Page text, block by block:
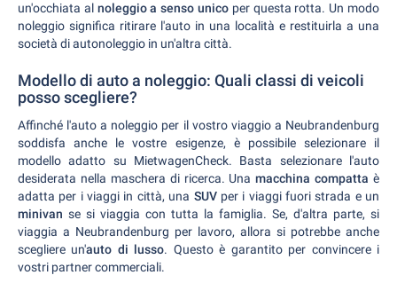
un'occhiata alnoleggio a senso unico per questa rotta. Un modo
noleggio significa ritirare l'auto in una località e restituirla a una
società di autonoleggio in un'altra città.
Modello di auto a noleggio: Quali classi di veicoli
posso scegliere?
Affinché l'auto a noleggio per il vostro viaggio a Neubrandenburg
soddisfa anche le vostre esigenze, è possibile selezionare il
modello adatto su MietwagenCheck. Basta selezionare l'auto
desiderata nella maschera di ricerca. Unamacchina compatta è
adatta per i viaggi in città, una SUVper i viaggi fuori strada e un
minivan se si viaggia con tutta la famiglia. Se, d'altra parte, si
viaggia a Neubrandenburg per lavoro, allora si potrebbe anche
scegliere un'auto di lusso. Questo è garantito per convincere i
vostri partner commerciali.